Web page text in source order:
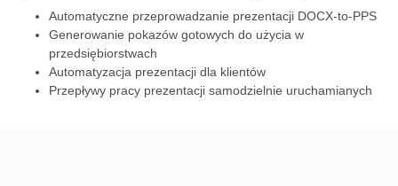
Automatyczne przeprowadzanie prezentacji DOCX-to-PPS
Generowanie pokazów gotowych do użycia w
przedsiębiorstwach
Automatyzacja prezentacji dla klientów
Przepływy pracy prezentacji samodzielnie uruchamianych